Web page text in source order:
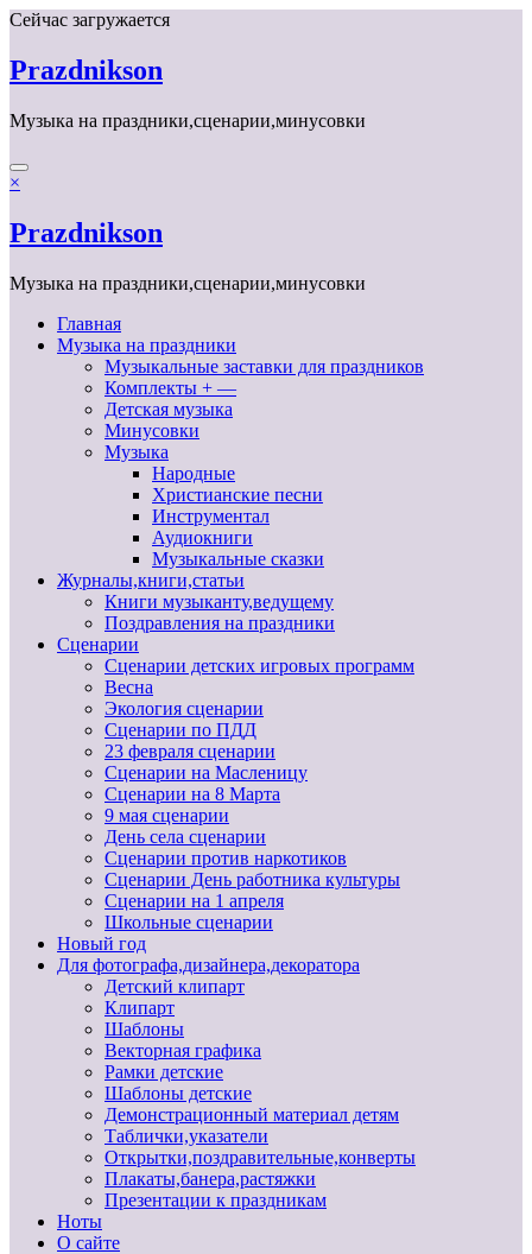
Перейти
содержимому
Сейчас загружается
Prazdnikson
Музыка на праздники,сценарии,минусовки
×
Prazdnikson
Музыка на праздники,сценарии,минусовки
Главная
Музыка на праздники
Музыкальные заставки для праздников
Комплекты + —
Детская музыка
Минусовки
Музыка
Народные
Христианские песни
Инструментал
Аудиокниги
Музыкальные сказки
Журналы,книги,статьи
Книги музыканту,ведущему
Поздравления на праздники
Сценарии
Сценарии детских игровых программ
Весна
Экология сценарии
Сценарии по ПДД
23 февраля сценарии
Сценарии на Масленицу
Сценарии на 8 Марта
9 мая сценарии
День села сценарии
Сценарии против наркотиков
Сценарии День работника культуры
Сценарии на 1 апреля
Школьные сценарии
Новый год
Для фотографа,дизайнера,декоратора
Детский клипарт
Клипарт
Шаблоны
Векторная графика
Рамки детские
Шаблоны детские
Демонстрационный материал детям
Таблички,указатели
Открытки,поздравительные,конверты
Плакаты,банера,растяжки
Презентации к праздникам
Ноты
О сайте